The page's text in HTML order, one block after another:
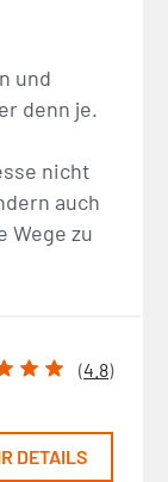
und
denn je.
nicht
auch
Wege zu
(4.8)
DETAILS